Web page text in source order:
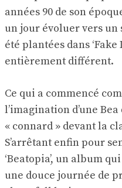
années 90 de son
un jour évoluer vers un
été plantées dans
entièrement différent.
Ce qui a commencé
l’imagination d’une
« connard » devant la
S’arrêtant enfin pour
‘Beatopia’, un album
une douce journée de